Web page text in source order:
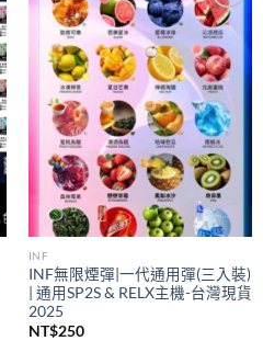
Add to
wishlist
INF
INF無限煙彈|一代通用彈(三入裝)
| 通用SP2S & RELX主機-台灣現貨
2025
NT$250